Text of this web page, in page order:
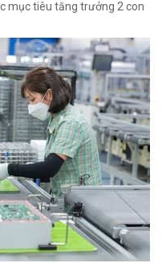
mục tiêu tăng trưởng 2 con